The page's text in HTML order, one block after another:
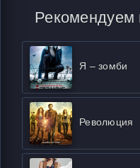
Рекомендуем
Я – зомби
Революция